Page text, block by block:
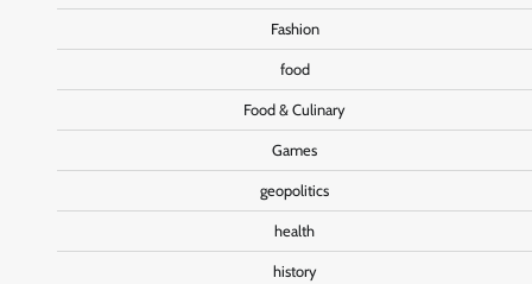
Fashion
food
Food & Culinary
Games
geopolitics
health
history